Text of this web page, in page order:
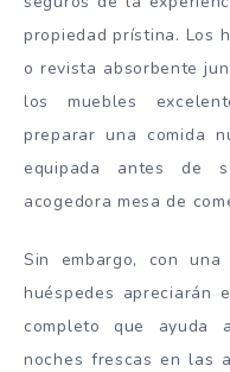
propiedad prístina. Los
o revista absorbente
los muebles
preparar una comida
equipada antes de
acogedora mesa de
Sin embargo, con
huéspedes apreciarán
completo que ayuda
noches frescas en las